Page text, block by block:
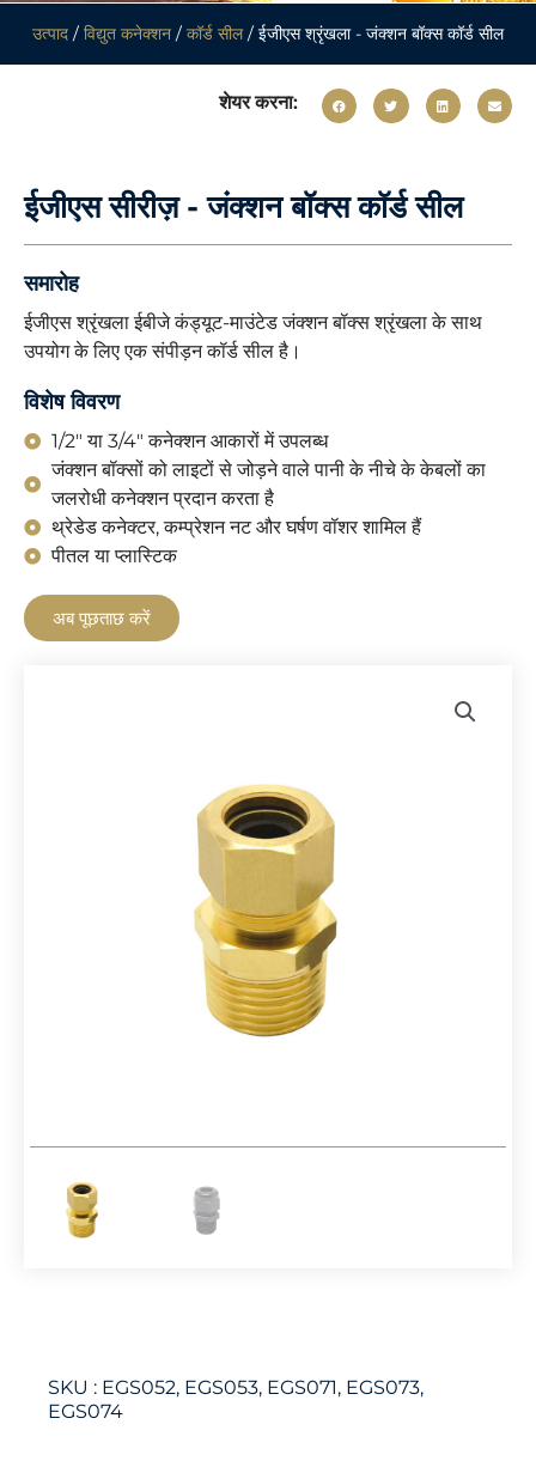
उत्पाद / विद्युत कनेक्शन / कॉर्ड सील/ ईजीएस श्रृंखला - जंक्शन बॉक्स कॉर्ड सील
शेयर करना:
ईजीएस सीरीज़ - जंक्शन बॉक्स कॉर्ड सील
समारोह
ईजीएस श्रृंखला ईबीजे कंड्यूट-माउंटेड जंक्शन बॉक्स श्रृंखला के साथ
उपयोग के लिए एक संपीड़न कॉर्ड सील है।
विशेष विवरण
1/2" या 3/4" कनेक्शन आकारों में उपलब्ध
जंक्शन बॉक्सों को लाइटों से जोड़ने वाले पानी के नीचे के केबलों का
जलरोधी कनेक्शन प्रदान करता है
थ्रेडेड कनेक्टर, कम्प्रेशन नट और घर्षण वॉशर शामिल हैं
पीतल या प्लास्टिक
अब पूछताछ करें
SKU : EGS052, EGS053, EGS071, EGS073,
EGS074